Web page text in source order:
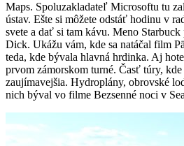
Maps. Spoluzakladateľ Microsoftu tu
ústav. Ešte si môžete odstáť hodinu v
svete a dať si tam kávu. Meno
Dick. Ukážu vám, kde sa natáčal film
teda, kde bývala hlavná hrdinka. Aj
prvom zámorskom turné. Časť túry,
zaujímavejšia. Hydroplány, obrovské
nich býval vo filme Bezsenné noci v